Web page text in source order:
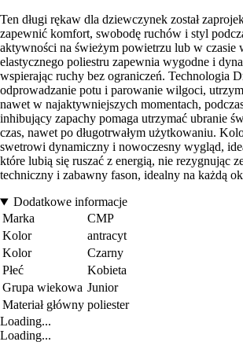
Ten długi rękaw dla dziewczynek został
zapewnić komfort, swobodę ruchów i styl
aktywności na świeżym powietrzu lub w czasie
elastycznego poliestru zapewnia wygodne i
wspierając ruchy bez ograniczeń. Technologia
odprowadzanie potu i parowanie wilgoci,
nawet w najaktywniejszych momentach,
inhibujący zapachy pomaga utrzymać ubranie
czas, nawet po długotrwałym użytkowaniu.
swetrowi dynamiczny i nowoczesny wygląd,
które lubią się ruszać z energią, nie rezygnując
techniczny i zabawny fason, idealny na każdą
Dodatkowe informacje
Marka
CMP
Kolor
antracyt
Kolor
Czarny
Płeć
Kobieta
Grupa wiekowa Junior
Materiał główny poliester
Loading...
Loading...